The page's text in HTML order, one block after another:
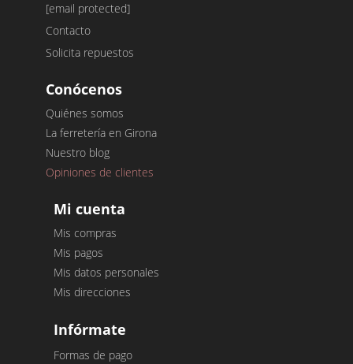
[email protected]
Contacto
Solicita repuestos
Conócenos
Quiénes somos
La ferretería en Girona
Nuestro blog
Opiniones de clientes
Mi cuenta
Mis compras
Mis pagos
Mis datos personales
Mis direcciones
Infórmate
Formas de pago